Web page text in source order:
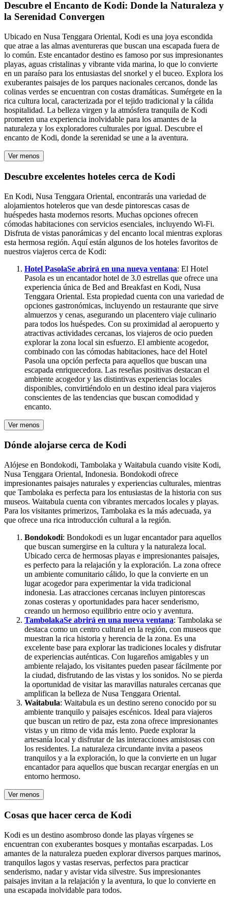
Descubre el Encanto de Kodi: Donde la Naturaleza y
la Serenidad Convergen
Ubicado en Nusa Tenggara Oriental, Kodi es una joya escondida
que atrae a las almas aventureras que buscan una escapada fuera de
lo común. Este encantador destino es famoso por sus impresionantes
playas, aguas cristalinas y vibrante vida marina, lo que lo convierte
en un paraíso para los entusiastas del snorkel y el buceo. Explora los
exuberantes paisajes de los parques nacionales cercanos, donde las
colinas verdes se encuentran con costas dramáticas. Sumérgete en la
rica cultura local, caracterizada por el tejido tradicional y la cálida
hospitalidad. La belleza virgen y la atmósfera tranquila de Kodi
prometen una experiencia inolvidable para los amantes de la
naturaleza y los exploradores culturales por igual. Descubre el
encanto de Kodi, donde la serenidad se une a la aventura.
Ver menos
Descubre excelentes hoteles cerca de Kodi
En Kodi, Nusa Tenggara Oriental, encontrarás una variedad de
alojamientos hoteleros que van desde pintorescas casas de
huéspedes hasta modernos resorts. Muchas opciones ofrecen
cómodas habitaciones con servicios esenciales, incluyendo Wi-Fi.
Disfruta de vistas panorámicas y del encanto local mientras exploras
esta hermosa región. Aquí están algunos de los hoteles favoritos de
nuestros viajeros cerca de Kodi:
Hotel PasolaSe abrirá en una nueva ventana: El Hotel
Pasola es un encantador hotel de 3.0 estrellas que ofrece una
experiencia única de Bed and Breakfast en Kodi, Nusa
Tenggara Oriental. Esta propiedad cuenta con una variedad de
opciones gastronómicas, incluyendo un restaurante que sirve
almuerzos y cenas, asegurando un placentero viaje culinario
para todos los huéspedes. Con su proximidad al aeropuerto y
atractivas actividades cercanas, los viajeros de ocio pueden
explorar la zona local sin esfuerzo. El ambiente acogedor,
combinado con las cómodas habitaciones, hace del Hotel
Pasola una opción perfecta para aquellos que buscan una
escapada enriquecedora. Las reseñas positivas destacan el
ambiente acogedor y las distintivas experiencias locales
disponibles, convirtiéndolo en un destino ideal para viajeros
conscientes de las tendencias que buscan comodidad y
encanto.
Ver menos
Dónde alojarse cerca de Kodi
Alójese en Bondokodi, Tambolaka y Waitabula cuando visite Kodi,
Nusa Tenggara Oriental, Indonesia. Bondokodi ofrece
impresionantes paisajes naturales y experiencias culturales, mientras
que Tambolaka es perfecta para los entusiastas de la historia con sus
museos. Waitabula cuenta con vibrantes mercados locales y playas.
Para los visitantes primerizos, Tambolaka es la más adecuada, ya
que ofrece una rica introducción cultural a la región.
Bondokodi: Bondokodi es un lugar encantador para aquellos
que buscan sumergirse en la cultura y la naturaleza local.
Ubicado cerca de hermosas playas e impresionantes paisajes,
es perfecto para la relajación y la exploración. La zona ofrece
un ambiente comunitario cálido, lo que la convierte en un
lugar acogedor para experimentar la vida tradicional
indonesia. Las atracciones cercanas incluyen pintorescas
zonas costeras y oportunidades para hacer senderismo,
creando un hermoso equilibrio entre ocio y aventura.
TambolakaSe abrirá en una nueva ventana: Tambolaka se
destaca como un centro cultural en la región, con museos que
muestran la rica historia y herencia de la zona. Es una
excelente base para explorar las tradiciones locales y disfrutar
de experiencias auténticas. Con lugareños amigables y un
ambiente relajado, los visitantes pueden pasear fácilmente por
la ciudad, disfrutando de las vistas y los sonidos. No se pierda
la oportunidad de visitar las maravillas naturales cercanas que
amplifican la belleza de Nusa Tenggara Oriental.
Waitabula: Waitabula es un destino sereno conocido por su
ambiente tranquilo y paisajes escénicos. Ideal para viajeros
que buscan un retiro de paz, esta zona ofrece impresionantes
vistas y un ritmo de vida más lento. Puede explorar la
artesanía local y disfrutar de las interacciones amistosas con
los residentes. La naturaleza circundante invita a paseos
tranquilos y a la exploración, lo que la convierte en un lugar
encantador para aquellos que buscan recargar energías en un
entorno hermoso.
Ver menos
Cosas que hacer cerca de Kodi
Kodi es un destino asombroso donde las playas vírgenes se
encuentran con exuberantes bosques y montañas escarpadas. Los
amantes de la naturaleza pueden explorar diversos parques marinos,
tranquilos lagos y vastas reservas, perfectos para practicar
senderismo, nadar y avistar vida silvestre. Sus impresionantes
paisajes invitan a la relajación y la aventura, lo que lo convierte en
una escapada inolvidable para todos.